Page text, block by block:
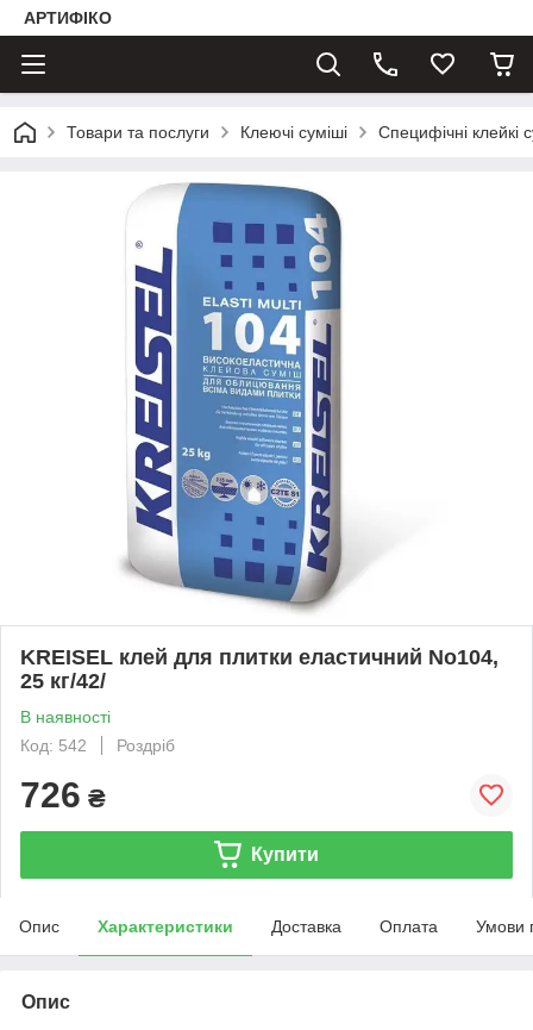
АРТИФІКО
Товари та послуги Клеючі суміші Специфічні клейкі
KREISEL клей для плитки еластичний No104,
25 кг/42/
В наявності
Код: 542
Роздріб
726 ₴
Купити
Опис Характеристики Доставка Оплата Умови
Опис